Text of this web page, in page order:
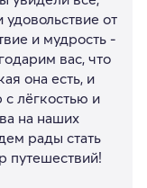
от
и мудрость -
вас, что
она есть, и
лёгкостью и
на наших
рады стать
путешествий!